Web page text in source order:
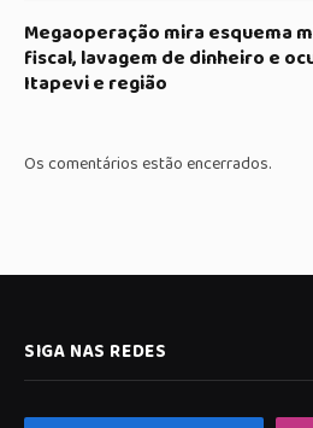
Megaoperação mira esquema
fiscal, lavagem de dinheiro e
Itapevi e região
Os comentários estão encerrados.
SIGA NAS REDES